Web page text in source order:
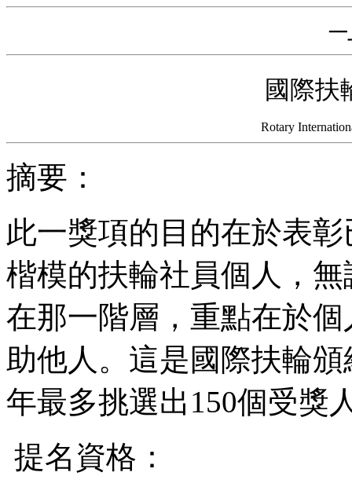
─
國際扶
Rotary
摘要：
此一獎項的目的在於表
楷模的扶輪社員個人，
在那一階層，重點在於
助他人。這是國際扶輪
年最多挑選出 150個受獎
提名資格：